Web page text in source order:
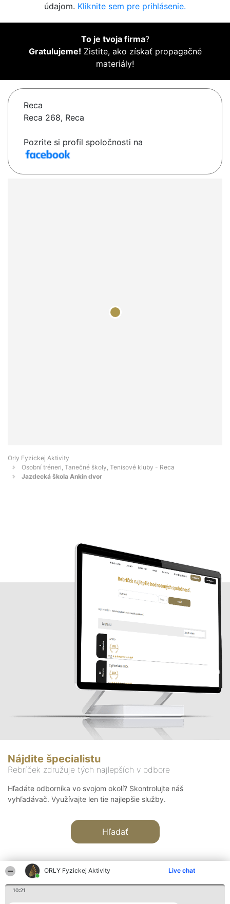
ORLY Fyzickej Aktivity Live chat
10:21
údajom. Kliknite sem pre prihlásenie.
To je tvoja firma?
Gratulujeme! Zistite, ako získať propagačné
materiály!
Reca
Reca 268, Reca
Pozrite si profil spoločnosti na
Orly Fyzickej Aktivity
Osobní tréneri, Tanečné školy, Tenisové kluby - Reca
Jazdecká škola Ankin dvor
Nájdite špecialistu
Rebríček združuje tých najlepších v odbore
Hľadáte odborníka vo svojom okolí? Skontrolujte náš
vyhľadávač. Využívajte len tie najlepšie služby.
Hľadať